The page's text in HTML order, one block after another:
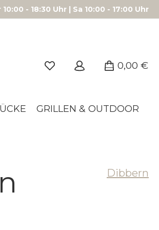
- 18:30 Uhr | Sa 10:00 - 17:00 Uhr
0,00 €
GRILLEN & OUTDOOR
Dibbern